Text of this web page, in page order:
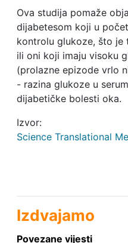
Ova studija pomaže
dijabetesom koji u
kontrolu glukoze, što je
ili oni koji imaju visoku
(prolazne epizode vrlo
- razina glukoze u
dijabetičke bolesti oka.
Izvor:
Science Translational
Izdvajamo
Povezane vijesti